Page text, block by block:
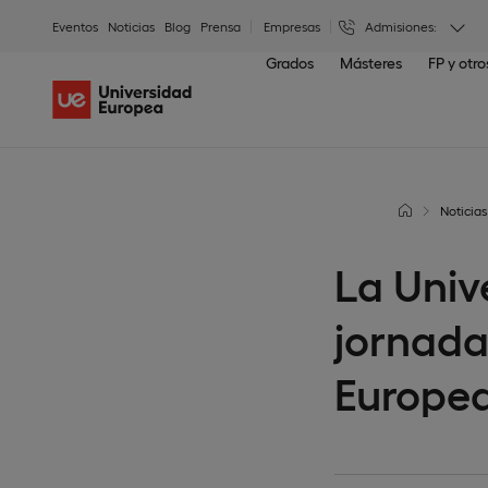
Eventos Noticias Blog Prensa Empresas Admisiones:
Grados Másteres FP y
Noticias
La